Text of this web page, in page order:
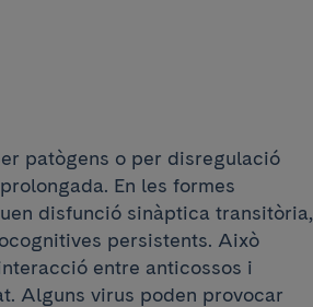
patògens o per disregulació
En les formes
disfunció sinàptica transitòria,
persistents. Això
entre anticossos i
Alguns virus poden provocar